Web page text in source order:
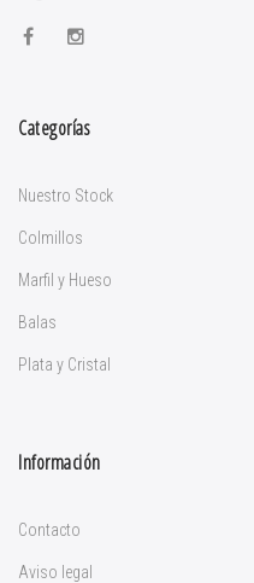
Categorías
Nuestro Stock
Colmillos
Marfil y Hueso
Balas
Plata y Cristal
Información
Contacto
Aviso legal